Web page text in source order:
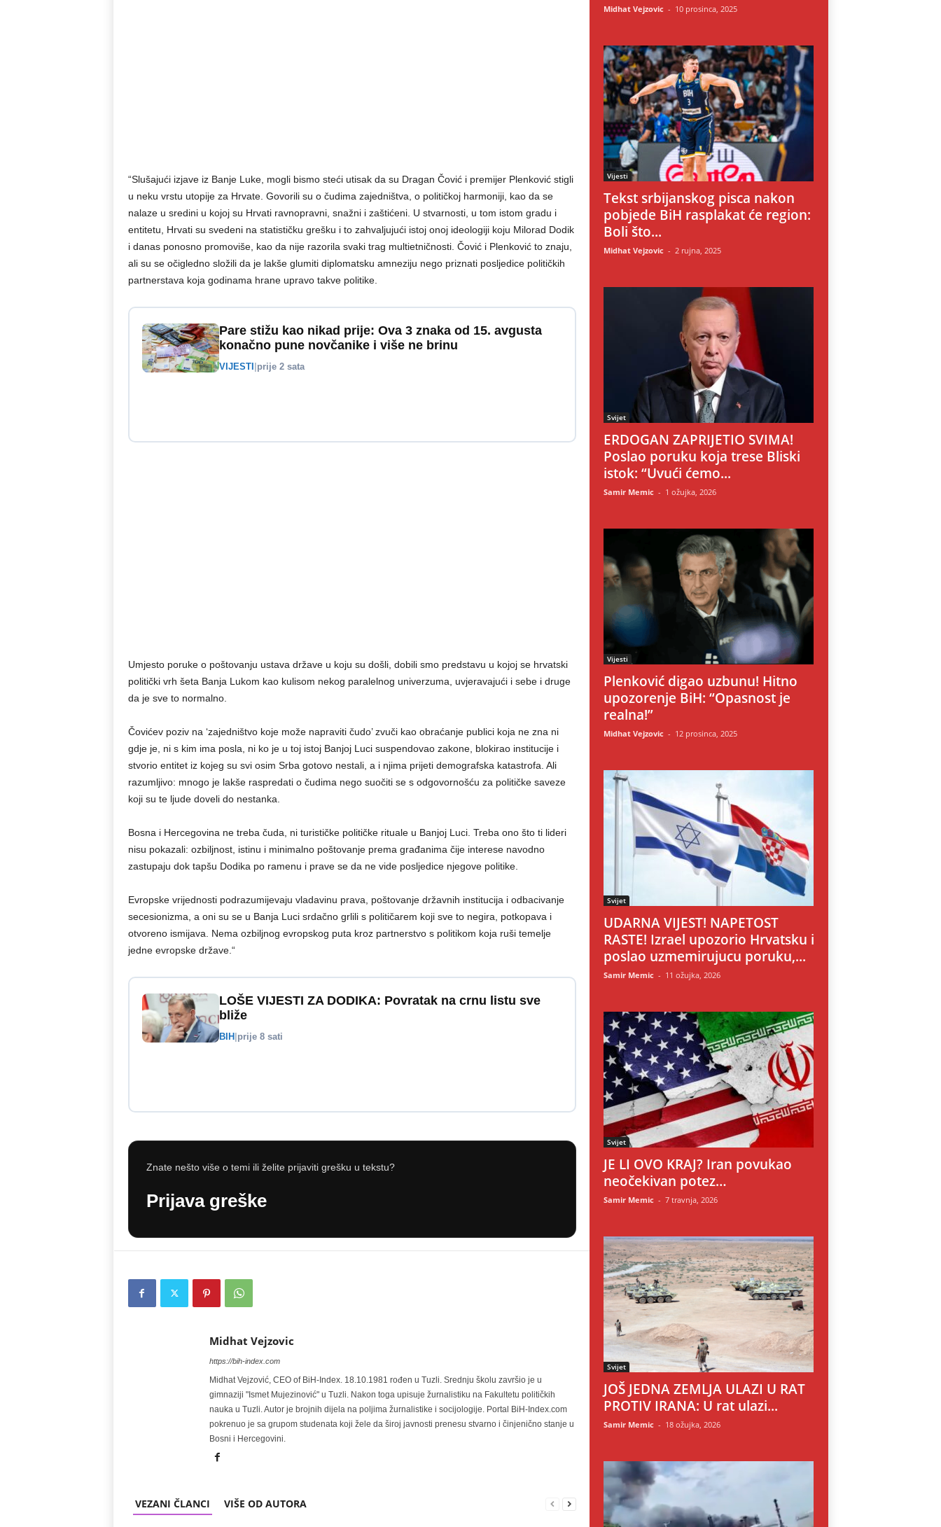
“Slušajući izjave iz Banje Luke, mogli bismo steći utisak da su Dragan Čović i premijer Plenković stigli
u neku vrstu utopije za Hrvate. Govorili su o čudima zajedništva, o političkoj harmoniji, kao da se
nalaze u sredini u kojoj su Hrvati ravnopravni, snažni i zaštićeni. U stvarnosti, u tom istom gradu i
entitetu, Hrvati su svedeni na statističku grešku i to zahvaljujući istoj onoj ideologiji koju Milorad Dodik
i danas ponosno promoviše, kao da nije razorila svaki trag multietničnosti. Čović i Plenković to znaju,
ali su se očigledno složili da je lakše glumiti diplomatsku amneziju nego priznati posljedice političkih
partnerstava koja godinama hrane upravo takve politike.
Pare stižu kao nikad prije: Ova 3 znaka od 15. avgusta
konačno pune novčanike i više ne brinu
VIJESTI prije 2 sata
Umjesto poruke o poštovanju ustava države u koju su došli, dobili smo predstavu u kojoj se hrvatski
politički vrh šeta Banja Lukom kao kulisom nekog paralelnog univerzuma, uvjeravajući i sebe i druge
da je sve to normalno.
Čovićev poziv na ‘zajedništvo koje može napraviti čudo’ zvuči kao obraćanje publici koja ne zna ni
gdje je, ni s kim ima posla, ni ko je u toj istoj Banjoj Luci suspendovao zakone, blokirao institucije i
stvorio entitet iz kojeg su svi osim Srba gotovo nestali, a i njima prijeti demografska katastrofa. Ali
razumljivo: mnogo je lakše raspredati o čudima nego suočiti se s odgovornošću za političke saveze
koji su te ljude doveli do nestanka.
Bosna i Hercegovina ne treba čuda, ni turističke političke rituale u Banjoj Luci. Treba ono što ti lideri
nisu pokazali: ozbiljnost, istinu i minimalno poštovanje prema građanima čije interese navodno
zastupaju dok tapšu Dodika po ramenu i prave se da ne vide posljedice njegove politike.
Evropske vrijednosti podrazumijevaju vladavinu prava, poštovanje državnih institucija i odbacivanje
secesionizma, a oni su se u Banja Luci srdačno grlili s političarem koji sve to negira, potkopava i
otvoreno ismijava. Nema ozbiljnog evropskog puta kroz partnerstvo s politikom koja ruši temelje
jedne evropske države.“
LOŠE VIJESTI ZA DODIKA: Povratak na crnu listu sve
bliže
BIH prije 8 sati
Znate nešto više o temi ili želite prijaviti grešku u tekstu?
Prijava greške
Midhat Vejzovic
https://bih-index.com
Midhat Vejzović, CEO of BiH-Index. 18.10.1981 rođen u Tuzli. Srednju školu završio je u
gimnaziji "Ismet Mujezinović" u Tuzli. Nakon toga upisuje žurnalistiku na Fakultetu političkih
nauka u Tuzli. Autor je brojnih dijela na poljima žurnalistike i socijologije. Portal BiH-Index.com
pokrenuo je sa grupom studenata koji žele da široj javnosti prenesu stvarno i činjenično stanje u
Bosni i Hercegovini.
VEZANI ČLANCI VIŠE OD AUTORA
Midhat Vejzovic - 10 prosinca, 2025
Vijesti
Tekst srbijanskog pisca nakon
pobjede BiH rasplakat će region:
Boli što...
Midhat Vejzovic - 2 rujna, 2025
Svijet
ERDOGAN ZAPRIJETIO SVIMA!
Poslao poruku koja trese Bliski
istok: “Uvući ćemo...
Samir Memic - 1 ožujka, 2026
Vijesti
Plenković digao uzbunu! Hitno
upozorenje BiH: “Opasnost je
realna!”
Midhat Vejzovic - 12 prosinca, 2025
Svijet
UDARNA VIJEST! NAPETOST
RASTE! Izrael upozorio Hrvatsku i
poslao uzmemirujucu poruku,...
Samir Memic - 11 ožujka, 2026
Svijet
JE LI OVO KRAJ? Iran povukao
neočekivan potez…
Samir Memic - 7 travnja, 2026
Svijet
JOŠ JEDNA ZEMLJA ULAZI U RAT
PROTIV IRANA: U rat ulazi...
Samir Memic - 18 ožujka, 2026